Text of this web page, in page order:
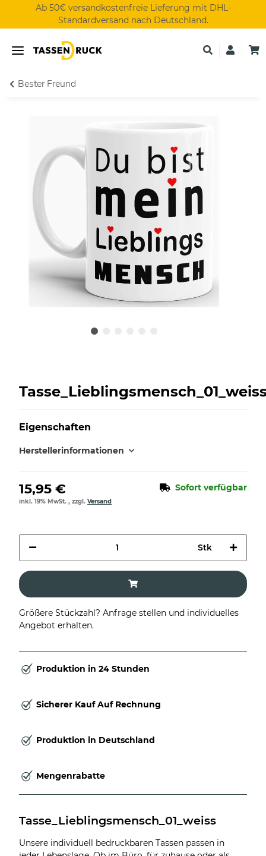
Ab 50€ versandkostenfreie Lieferung mit DHL-
Standardversand nach Deutschland.
Bester Freund
Eigenschaften
Herstellerinformationen
15,95 € Sofort verfügbar
inkl. 19% MwSt. , zzgl. Versand
Stk
Größere Stückzahl? Anfrage stellen und individuelles
Angebot erhalten.
Produktion in 24 Stunden
Sicherer Kauf Auf Rechnung
Produktion in Deutschland
Mengenrabatte
Tasse_Lieblingsmensch_01_weiss
Unsere individuell bedruckbaren Tassen passen in